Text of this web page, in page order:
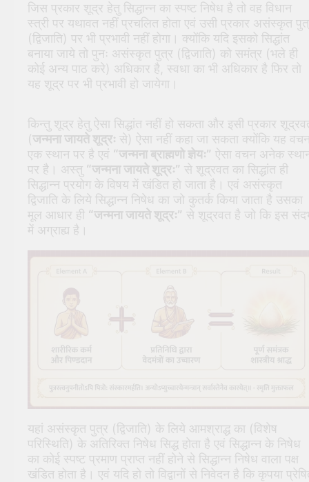
जिस प्रकार शूद्र हेतु सिद्धान्न का स्पष्ट निषेध है तो वह विधान
स्त्री पर यथावत नहीं प्रचलित होता एवं उसी प्रकार असंस्कृत
(द्विजाति) पर भी प्रभावी नहीं होगा। क्योंकि यदि इसको सिद्धांत
बनाया जाये तो पुनः असंस्कृत पुत्र (द्विजाति) को समंत्र (भले ही
कोई अन्य पाठ करे) अधिकार है, स्वधा का भी अधिकार है फिर तो
यह शूद्र पर भी प्रभावी हो जायेगा।
किन्तु शूद्र हेतु ऐसा सिद्धांत नहीं हो सकता और इसी प्रकार
(जन्मना जायते शूद्रः से) ऐसा नहीं कहा जा सकता क्योंकि यह
एक स्थान पर है एवं “जन्मना ब्राह्मणो ज्ञेयः” ऐसा वचन अनेक
पर है। अस्तु “जन्मना जायते शूद्रः” से शूद्रवत का सिद्धांत ही
सिद्धान्न प्रयोग के विषय में खंडित हो जाता है। एवं असंस्कृत
द्विजाति के लिये सिद्धान्न निषेध का जो कुतर्क किया जाता है उसका
मूल आधार ही “जन्मना जायते शूद्रः” से शूद्रवत है जो कि इस
में अग्राह्य है।
यहां असंस्कृत पुत्र (द्विजाति) के लिये आमश्राद्ध का (विशेष
परिस्थिति) के अतिरिक्त निषेध सिद्ध होता है एवं सिद्धान्न के निषेध
का कोई स्पष्ट प्रमाण प्राप्त नहीं होने से सिद्धान्न निषेध वाला पक्ष
खंडित होता है। एवं यदि हो तो विद्वानों से निवेदन है कि कृपया